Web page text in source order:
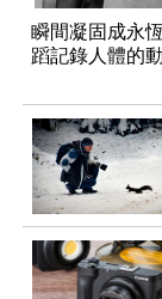
瞬間凝固成永
蹈記錄人體的